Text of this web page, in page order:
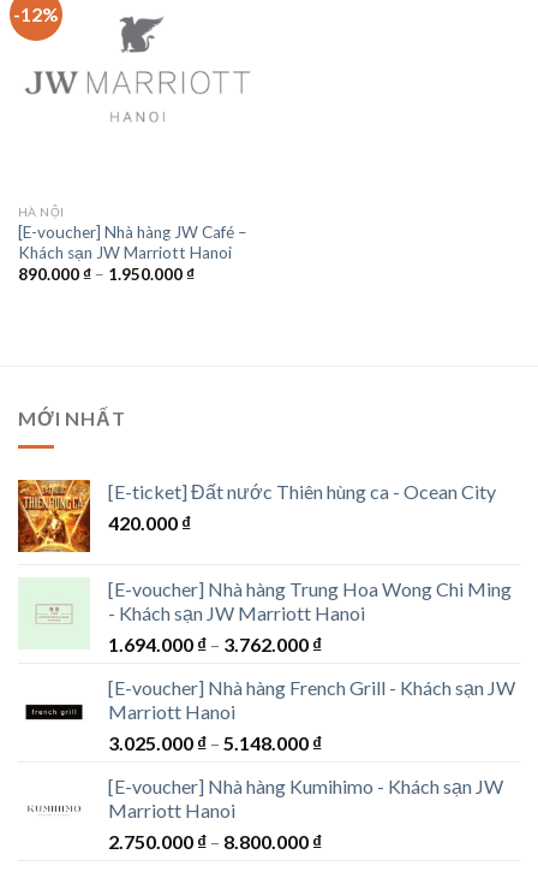
-12%
HÀ NỘI
[E-voucher] Nhà hàng JW Café –
Khách sạn JW Marriott Hanoi
890.000₫ – 1.950.000₫Khoảng
MỚI NHẤT
[E-ticket] Đất nước Thiên hùng ca - Ocean City
420.000 ₫
[E-voucher] Nhà hàng Trung Hoa Wong Chi Ming
- Khách sạn JW Marriott Hanoi
1.694.000 ₫ – 3.762.000 ₫Khoảng
từ
đến
[E-voucher] Nhà hàng French Grill - Khách sạn JW
Marriott Hanoi
3.025.000 ₫ – 5.148.000 ₫Khoảng
từ
đến
[E-voucher] Nhà hàng Kumihimo - Khách sạn JW
Marriott Hanoi
2.750.000 ₫ – 8.800.000 ₫Khoảng